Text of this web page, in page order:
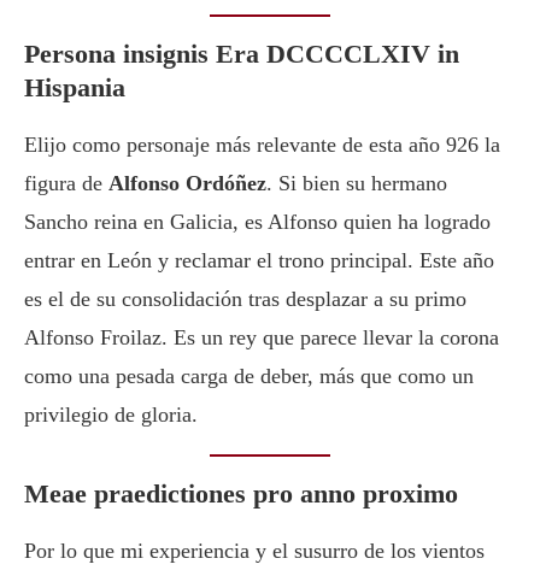
Persona insignis Era DCCCCLXIV in
Hispania
Elijo como personaje más relevante de esta año 926 la
figura de Alfonso Ordóñez. Si bien su hermano
Sancho reina en Galicia, es Alfonso quien ha logrado
entrar en León y reclamar el trono principal. Este año
es el de su consolidación tras desplazar a su primo
Alfonso Froilaz. Es un rey que parece llevar la corona
como una pesada carga de deber, más que como un
privilegio de gloria.
Meae praedictiones pro anno proximo
Por lo que mi experiencia y el susurro de los vientos